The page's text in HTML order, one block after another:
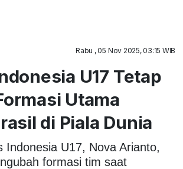
Rabu , 05 Nov 2025, 03:15 WIB
U17 Tetap
Utama
di Piala Dunia
Indonesia U17, Nova Arianto,
formasi tim saat